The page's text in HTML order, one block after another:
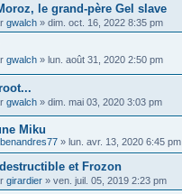
le grand-père Gel slave
gwalch » dim. oct. 16, 2022 8:35 pm
gwalch » lun. août 31, 2020 2:50 pm
gwalch » dim. mai 03, 2020 3:03 pm
Miku
» lun. avr. 13, 2020 6:45 pm
et Frozon
girardier » ven. juil. 05, 2019 2:23 pm